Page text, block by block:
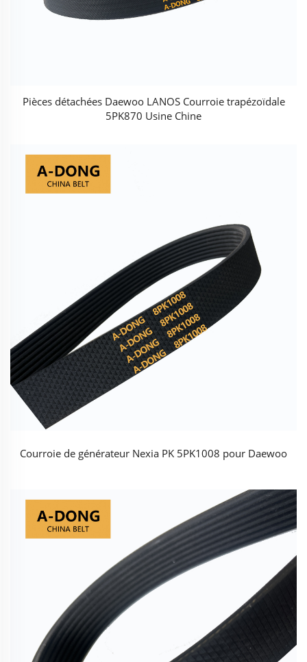
Pièces détachées Daewoo LANOS Courroie trapézoïdale
5PK870 Usine Chine
Courroie de générateur Nexia PK 5PK1008 pour Daewoo